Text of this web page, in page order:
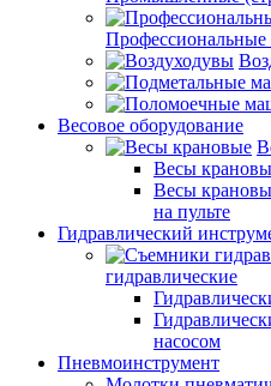
Весовое оборудование
Весы
Весы
на пульте
Гидравлический
гидравлические
насосом
Пневмоинструмент